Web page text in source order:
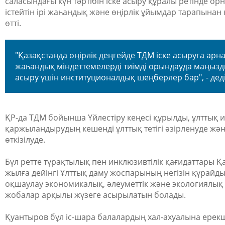
істейтін ірі жаһандық және өңірлік ұйымдар тарапынан
өтті.
"Қазақстанда өңірлік деңгейде ТДМ іске асыруға
жаһандық міндеттемелерді тиімді орындауда
асыру үшін институционалдық шеңберлер бар", -
ҚР-да ТДМ бойынша Үйлестіру кеңесі құрылды, ұлттық
қаржыландырудың кешенді ұлттық тетігі әзірленуде
өткізілуде.
Бұл ретте тұрақтылық пен инклюзивтілік қағидаттары
жылға дейінгі Ұлттық даму жоспарының негізін
оқшаулау экономикалық, әлеуметтік және экологиялық
жобалар арқылы жүзеге асырылатын болады.
Қуантыров бұл іс-шара балалардың хал-ахуалына